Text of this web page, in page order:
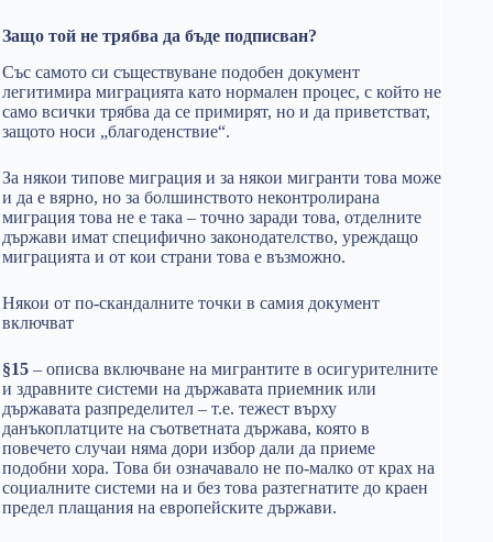
Защо той не трябва да бъде подписван?
Със самото си съществуване подобен документ
легитимира миграцията като нормален процес, с който не
само всички трябва да се примирят, но и да приветстват,
защото носи „благоденствие“.
За някои типове миграция и за някои мигранти това може
и да е вярно, но за болшинството неконтролирана
миграция това не е така – точно заради това, отделните
държави имат специфично законодателство, уреждащо
миграцията и от кои страни това е възможно.
Някои от по-скандалните точки в самия документ
включват
§15 – описва включване на мигрантите в осигурителните
и здравните системи на държавата приемник или
държавата разпределител – т.е. тежест върху
данъкоплатците на съответната държава, която в
повечето случаи няма дори избор дали да приеме
подобни хора. Това би означавало не по-малко от крах на
социалните системи на и без това разтегнатите до краен
предел плащания на европейските държави.